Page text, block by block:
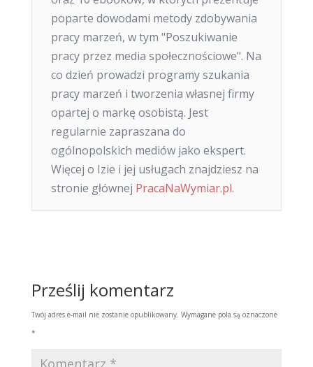
poparte dowodami metody zdobywania
pracy marzeń, w tym "Poszukiwanie
pracy przez media społecznościowe". Na
co dzień prowadzi programy szukania
pracy marzeń i tworzenia własnej firmy
opartej o markę osobistą. Jest
regularnie zapraszana do
ogólnopolskich mediów jako ekspert.
Więcej o Izie i jej usługach znajdziesz na
stronie głównej PracaNaWymiar.pl.
Prześlij komentarz
Twój adres e-mail nie zostanie opublikowany. Wymagane pola są oznaczone
*